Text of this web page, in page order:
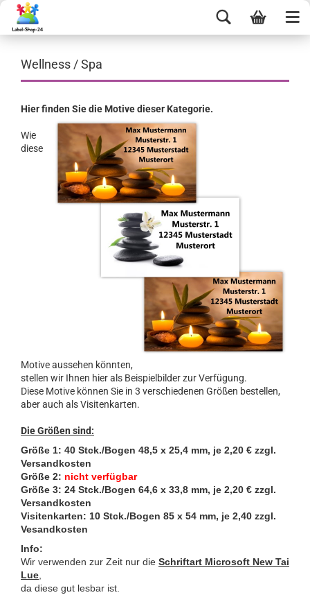
Wellness / Spa
Hier finden Sie die Motive dieser Kategorie.
Wie
diese
Motive aussehen könnten,
stellen wir Ihnen hier als Beispielbilder zur Verfügung.
Diese Motive können Sie in 3 verschiedenen Größen bestellen,
aber auch als Visitenkarten.
Die Größen sind:
Größe 1: 40 Stck./Bogen 48,5 x 25,4 mm, je 2,20 € zzgl.
Versandkosten
Größe 2: nicht verfügbar
Größe 3: 24 Stck./Bogen 64,6 x 33,8 mm, je 2,20 € zzgl.
Versandkosten
Visitenkarten: 10 Stck./Bogen 85 x 54 mm, je 2,40 zzgl.
Vesandkosten
Info:
Wir verwenden zur Zeit nur die Schriftart Microsoft New Tai
Lue
da diese gut lesbar ist.